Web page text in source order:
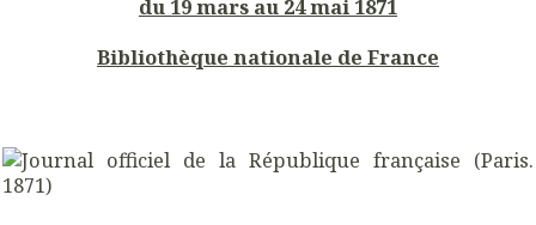
du 19 mars au 24 mai 1871
Bibliothèque nationale de France